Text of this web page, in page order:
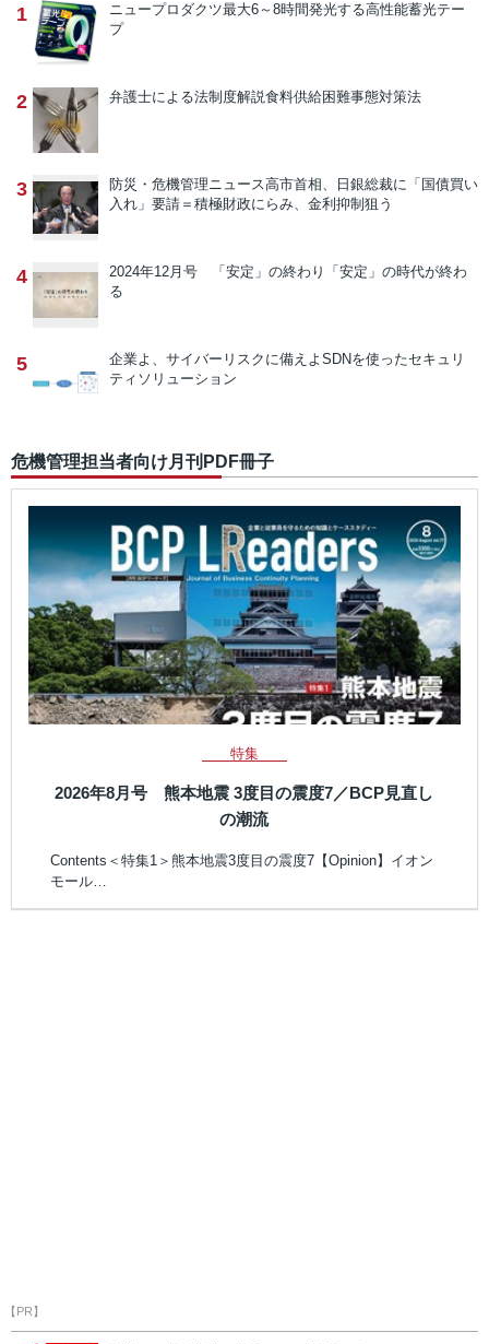
1 ニュープロダクツ最大6～8時間発光する高性能蓄光テー
プ
2 弁護士による法制度解説食料供給困難事態対策法
3 防災・危機管理ニュース高市首相、日銀総裁に「国債買い
入れ」要請＝積極財政にらみ、金利抑制狙う
4 2024年12月号 「安定」の終わり
「安定」の時代が終わ
る
5 企業よ、サイバーリスクに備えよ SDNを使ったセキュリ
ティソリューション
危機管理担当者向け月刊PDF冊子
特集
2026年8月号 熊本地震 3度目の震度7／BCP見直し
の潮流
Contents＜特集1＞熊本地震3度目の震度7【Opinion】イオン
モール…
【PR】